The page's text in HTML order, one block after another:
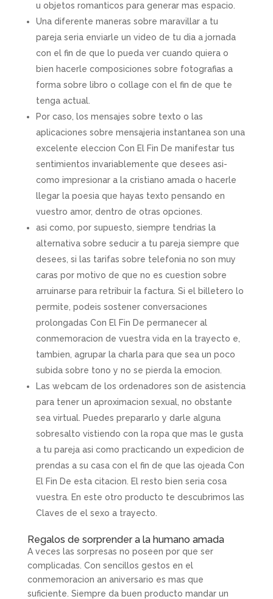
u objetos romanticos para generar mas espacio.
Una diferente maneras sobre maravillar a tu
pareja seri­a enviarle un video de tu dia a jornada
con el fin de que lo pueda ver cuando quiera o
bien hacerle composiciones sobre fotografias a
forma sobre libro o collage con el fin de que te
tenga actual.
Por caso, los mensajes sobre texto o las
aplicaciones sobre mensajeria instantanea son una
excelente eleccion Con El Fin De manifestar tus
sentimientos invariablemente que desees asi­
como impresionar a la cristiano amada o hacerle
llegar la poesia que hayas texto pensando en
vuestro amor, dentro de otras opciones.
asi­ como, por supuesto, siempre tendri­as la
alternativa sobre seducir a tu pareja siempre que
desees, si las tarifas sobre telefonia no son muy
caras por motivo de que no es cuestion sobre
arruinarse para retribuir la factura. Si el billetero lo
permite, podeis sostener conversaciones
prolongadas Con El Fin De permanecer al
conmemoracion de vuestra vida en la trayecto e,
tambien, agrupar la charla para que sea un poco
subida sobre tono y no se pierda la emocion.
Las webcam de los ordenadores son de asistencia
para tener un aproximacion sexual, no obstante
sea virtual. Puedes prepararlo y darle alguna
sobresalto vistiendo con la ropa que mas le gusta
a tu pareja asi­ como practicando un expedicion de
prendas a su casa con el fin de que las ojeada Con
El Fin De esta citacion. El resto bien seri­a cosa
vuestra. En este otro producto te descubrimos las
Claves de el sexo a trayecto.
Regalos de sorprender a la humano amada
A veces las sorpresas no poseen por que ser
complicadas. Con sencillos gestos en el
conmemoracion an aniversario es mas que
suficiente. Siempre da buen producto mandar un